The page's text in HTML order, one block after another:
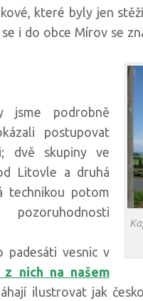
které byly jen
i do obce Mírov se
jsme podrobně
postupovat
dvě skupiny ve
Litovle a druhá
technikou potom
padesáti vesnic v
z nich na našem
ilustrovat jak